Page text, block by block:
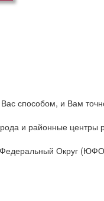
способом, и Вам
и районные центры
Округ